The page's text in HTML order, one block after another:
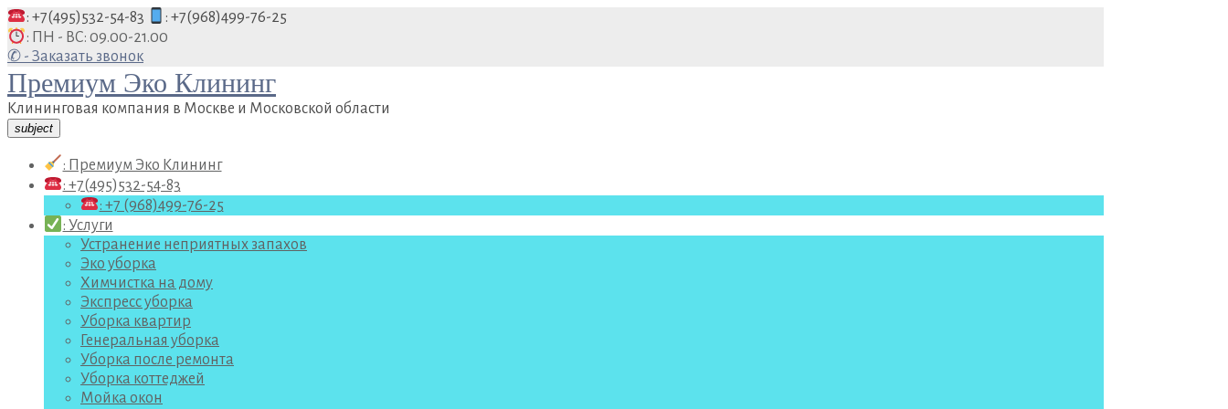
Перейти
к
содержанию
: +7(495)532-54-83
: +7(968)499-76-25
: ПН - ВС: 09.00-21.00
✆ - Заказать звонок
Премиум Эко Клининг
Клининговая компания в Москве и Московской области
subject
: Премиум Эко Клининг
: +7(495)532-54-83
: +7 (968)499-76-25
: Услуги
Устранение неприятных запахов
Эко уборка
Химчистка на дому
Экспресс уборка
Уборка квартир
Генеральная уборка
Уборка после ремонта
Уборка коттеджей
Мойка окон